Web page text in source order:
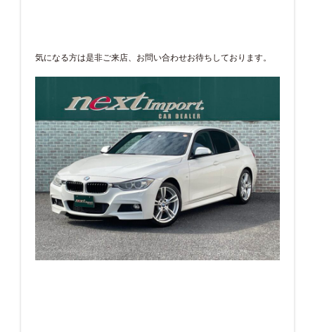
気になる方は是非ご来店、お問い合わせお待ちしております。